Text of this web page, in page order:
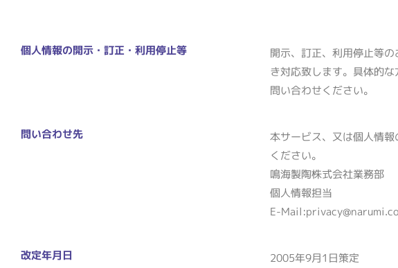
個人情報の開示・訂正・利用停止等
開示、訂正、利用停止等
き対応致します。具体的
問い合わせください。
問い合わせ先
本サービス、又は個人情
ください。
鳴海製陶株式会社業務部
個人情報担当
E-
改定年月日
2005年9月1日策定